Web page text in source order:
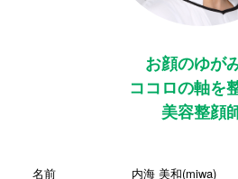
お顔のゆが
ココロの軸を
美容整顔
名前 内海 美和(miwa)